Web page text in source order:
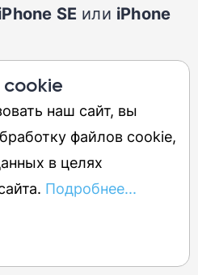
SE или iPhone
вы на самом деле
— важный шаг к
не тот телефон и
На наш взгляд, есть
вам
технического
наш сайт, вы
файлов cookie,
в целях
Подробнее...